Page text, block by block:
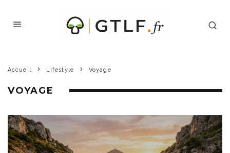
Accueil Lifestyle Voyage
VOYAGE